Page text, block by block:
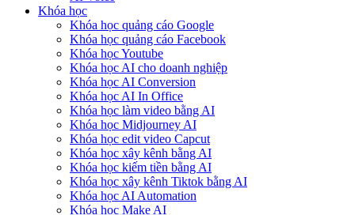
Khóa học
Khóa học quảng cáo Google
Khóa học quảng cáo Facebook
Khóa học Youtube
Khóa học AI cho doanh nghiệp
Khóa học AI Conversion
Khóa học AI In Office
Khóa học làm video bằng AI
Khóa học Midjourney AI
Khóa học edit video Capcut
Khóa học xây kênh bằng AI
Khóa học kiếm tiền bằng AI
Khóa học xây kênh Tiktok bằng AI
Khóa học AI Automation
Khóa học Make AI